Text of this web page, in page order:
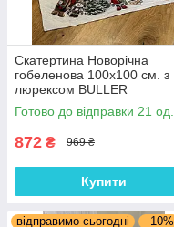
Скатертина Новорічна
гобеленова 100х100 см. з
люрексом BULLER
Готово до відправки 21 од.
872 ₴ 969 ₴
Купити
відправимо сьогодні –10%